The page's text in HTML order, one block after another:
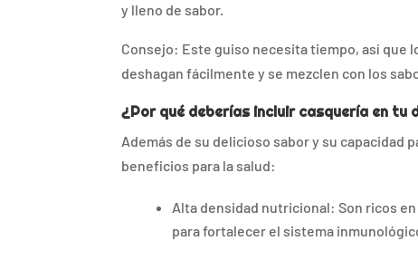
y lleno de sabor.
Consejo: Este guiso necesita tiempo, así que
deshagan fácilmente y se mezclen con los
¿Por qué deberías incluir casquería en tu
Además de su delicioso sabor y su capacidad
beneficios para la salud:
Alta densidad nutricional: Son ricos
para fortalecer el sistema